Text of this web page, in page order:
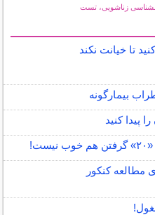
زناشویی، تست
تا خیانت نکند
پیدا کنید
مطالعه کنکور